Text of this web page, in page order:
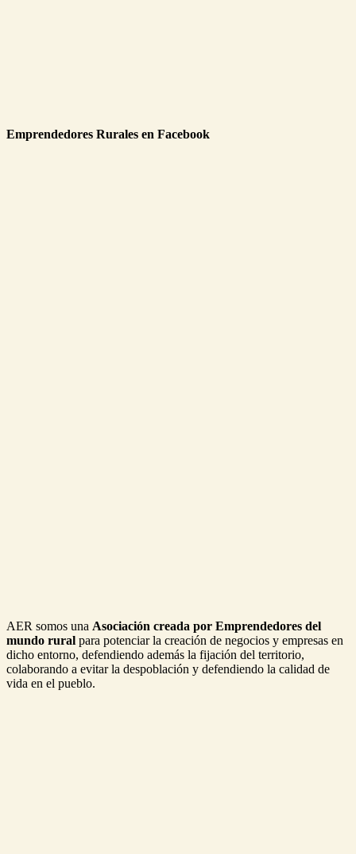
Emprendedores Rurales en Facebook
AER somos una Asociación creada por Emprendedores del
mundo rural para potenciar la creación de negocios y empresas en
dicho entorno, defendiendo además la fijación del territorio,
colaborando a evitar la despoblación y defendiendo la calidad de
vida en el pueblo.